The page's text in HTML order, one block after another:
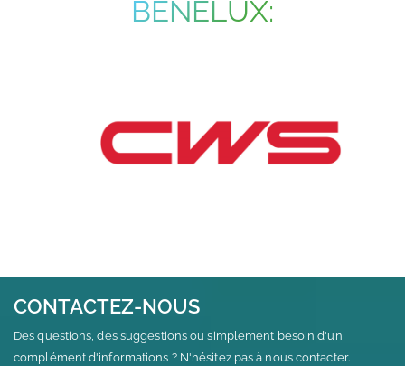
BENELUX:
CONTACTEZ-NOUS
Des questions, des suggestions ou simplement besoin d'un
complément d'informations ? N'hésitez pas à nous contacter.